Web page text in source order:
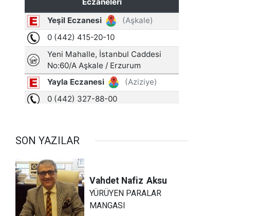
SON YAZILAR
Vahdet Nafiz Aksu
YÜRÜYEN PARALAR
MANGASI